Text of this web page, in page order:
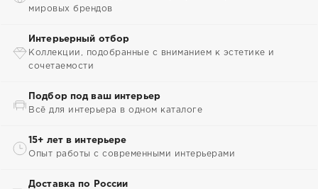
мировых брендов
Интерьерный отбор
Коллекции, подобранные с вниманием к эстетике и
сочетаемости
Подбор под ваш интерьер
Всё для интерьера в одном каталоге
15+ лет в интерьере
Опыт работы с современными интерьерами
Доставка по России